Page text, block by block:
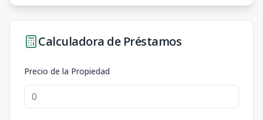
Calculadora de Préstamos
Precio de la Propiedad